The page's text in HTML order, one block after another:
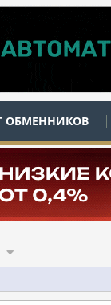
ОБМЕННИКОВ